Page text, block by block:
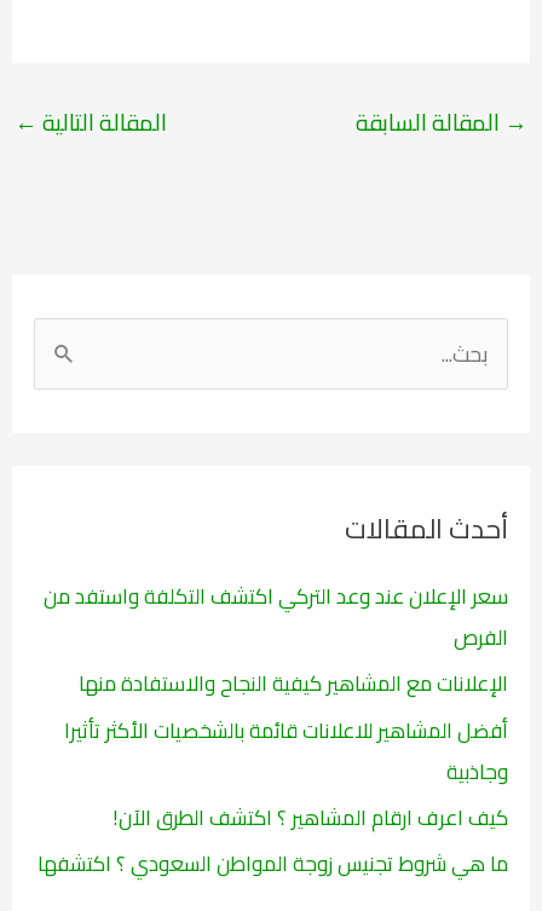
→ المقالة السابقة المقالة التالية←
ل
ث
ع
ن
أحدث المقالات
سعر الإعلان عند وعد التركي اكتشف التكلفة واستفد من
الفرص
الإعلانات مع المشاهير كيفية النجاح والاستفادة منها
أفضل المشاهير للاعلانات قائمة بالشخصيات الأكثر تأثيرا
وجاذبية
كيف اعرف ارقام المشاهير ؟ اكتشف الطرق الآن!
ما هي شروط تجنيس زوجة المواطن السعودي ؟ اكتشفها